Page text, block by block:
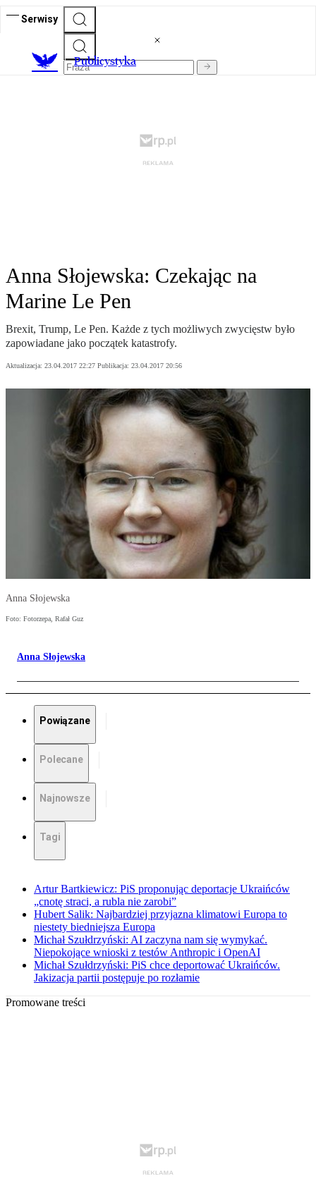
Serwisy
Publicystyka
Anna Słojewska: Czekając na
Marine Le Pen
Brexit, Trump, Le Pen. Każde z tych możliwych zwycięstw było
zapowiadane jako początek katastrofy.
Aktualizacja: 23.04.2017 22:27 Publikacja: 23.04.2017 20:56
Anna Słojewska
Foto: Fotorzepa, Rafał Guz
Anna Słojewska
Powiązane
Polecane
Najnowsze
Tagi
Artur Bartkiewicz: PiS proponując deportacje Ukraińców
„cnotę straci, a rubla nie zarobi”
Hubert Salik: Najbardziej przyjazna klimatowi Europa to
niestety biedniejsza Europa
Michał Szułdrzyński: AI zaczyna nam się wymykać.
Niepokojące wnioski z testów Anthropic i OpenAI
Michał Szułdrzyński: PiS chce deportować Ukraińców.
Jakizacja partii postępuje po rozłamie
Promowane treści